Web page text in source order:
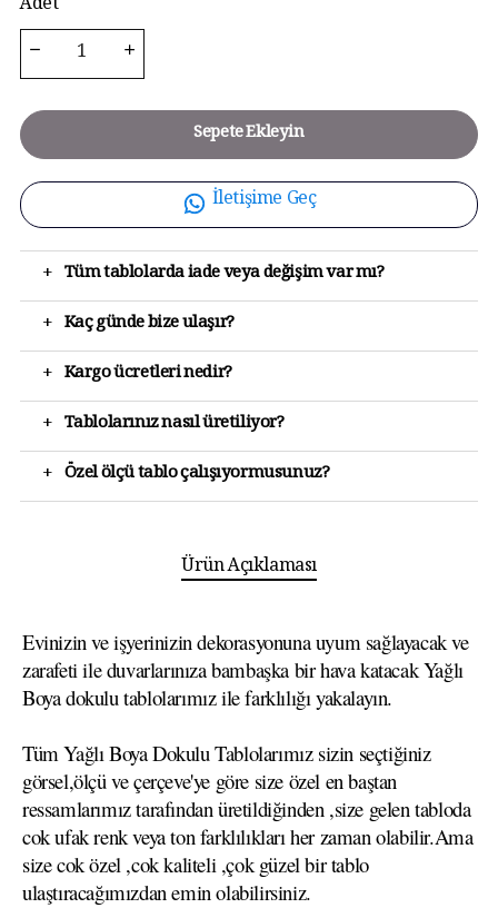
Adet
Sepete Ekleyin
İletişime Geç
+ Tüm tablolarda iade veya değişim var mı?
+ Kaç günde bize ulaşır?
+ Kargo ücretleri nedir?
+ Tablolarınız nasıl üretiliyor?
+ Özel ölçü tablo çalışıyormusunuz?
Ürün Açıklaması
Evinizin ve işyerinizin dekorasyonuna uyum sağlayacak ve
zarafeti ile duvarlarınıza bambaşka bir hava katacak Yağlı
Boya dokulu tablolarımız ile farklılığı yakalayın.
Tüm Yağlı Boya Dokulu Tablolarımız sizin seçtiğiniz
görsel,ölçü ve çerçeve'ye göre size özel en baştan
ressamlarımız tarafından üretildiğinden ,size gelen tabloda
cok ufak renk veya ton farklılıkları her zaman olabilir.Ama
size cok özel ,cok kaliteli ,çok güzel bir tablo
ulaştıracağımızdan emin olabilirsiniz.